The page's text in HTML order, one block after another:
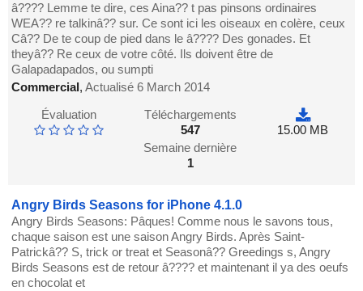
â???? Lemme te dire, ces Aina?? t pas pinsons ordinaires
WEA?? re talkinâ?? sur. Ce sont ici les oiseaux en colère, ceux
Câ?? De te coup de pied dans le â???? Des gonades. Et
theyâ?? Re ceux de votre côté. Ils doivent être de
Galapadapados, ou sumpti
Commercial,Actualisé 6 March 2014
Évaluation
Téléchargements
547
Semaine dernière
1
15.00 MB
Angry Birds Seasons for iPhone 4.1.0
Angry Birds Seasons: Pâques! Comme nous le savons tous,
chaque saison est une saison Angry Birds. Après Saint-
Patrickâ?? S, trick or treat et Seasonâ?? Greedings s, Angry
Birds Seasons est de retour â???? et maintenant il ya des oeufs
en chocolat et